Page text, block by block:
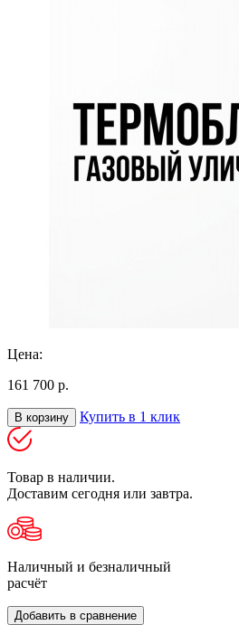
Цена:
161 700 р.
В корзину Купить в 1 клик
Товар в наличии.
Доставим сегодня или завтра.
Наличный и безналичный
расчёт
Добавить в сравнение